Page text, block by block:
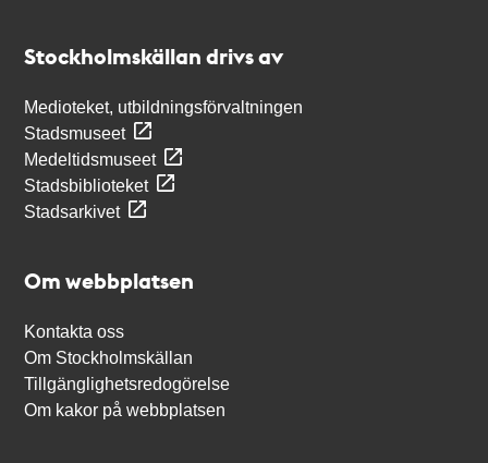
Stockholmskällan drivs av
Medioteket, utbildningsförvaltningen
Stadsmuseet
Medeltidsmuseet
Stadsbiblioteket
Stadsarkivet
Om webbplatsen
Kontakta oss
Om Stockholmskällan
Tillgänglighetsredogörelse
Om kakor på webbplatsen